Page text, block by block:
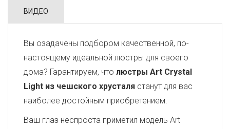
ВИДЕО
Вы озадачены подбором качественной, по-
настоящему идеальной люстры для своего
дома? Гарантируем, что люстры Art Crystal
Light из чешского хрусталя станут для вас
наиболее достойным приобретением.
Ваш глаз неспроста приметил модель Art